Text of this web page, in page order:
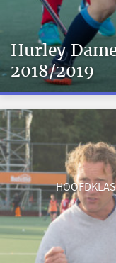
Hurley
2018/2019